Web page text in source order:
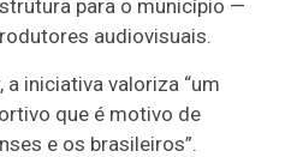
para o município —
audiovisuais.
a iniciativa valoriza “um
que é motivo de
e os brasileiros”.